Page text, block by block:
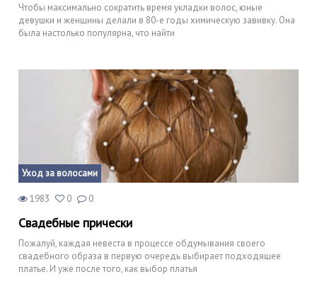
Чтобы максимально сократить время укладки волос, юные
девушки и женщины делали в 80-е годы химическую завивку. Она
была настолько популярна, что найти
Уход за волосами
1983 0 0
Свадебные прически
Пожалуй, каждая невеста в процессе обдумывания своего
свадебного образа в первую очередь выбирает подходящее
платье. И уже после того, как выбор платья